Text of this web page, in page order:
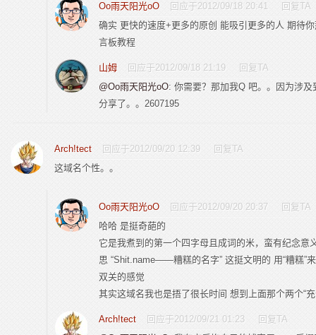
Oo雨天阳光oO 回应于2012/09/18 20:41
回复TA
确实 更快的速度+更多的原创 能吸引更多的人 期待
言板教程
山姆 回应于2012/09/18 21:19
回复TA
@Oo雨天阳光oO: 你需要？那加我Q 吧。。因为涉
分享了。。2607195
Arch!tect 回应于2012/09/20 12:39
回复TA
这域名个性。。
Oo雨天阳光oO 回应于2012/09/20 20:37
回复TA
哈哈 是挺奇葩的
它是我煮到的第一个四字母且成词的米，蛮有纪念意
思 “Shit.name——糟糕的名字” 这挺文明的 用“糟糕”
双关的感觉
其实这域名我也是捂了很长时间 想到上面那个两个“
Arch!tect 回应于2012/09/21 01:23
回复TA